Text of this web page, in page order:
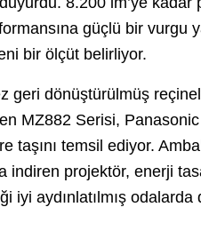
güçlü bir vurgu
bir ölçüt belirliyor.
geri dönüştürülmüş
MZ882 Serisi,
taşını temsil ediyor.
indiren projektör, enerji
iyi aydınlatılmış